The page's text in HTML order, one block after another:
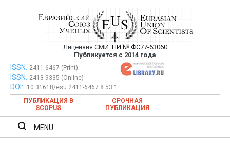
Евразийский Союз Ученых —
публикация научных статей в
ежемесячном научном журнале
Лицензия СМИ: ПИ № ФС77-63060
Публикуется с 2014 года
Евразийский Союз Ученых — публикация научных статей в
ежемесячном научном журнале
ISSN: 2411-6467 (Print)
ISSN: 2413-9335 (Online)
DOI:
10.31618/esu.2411-6467.8.53.1
ПУБЛИКАЦИЯ В
SCOPUS
СРОЧНАЯ
ПУБЛИКАЦИЯ
MENU